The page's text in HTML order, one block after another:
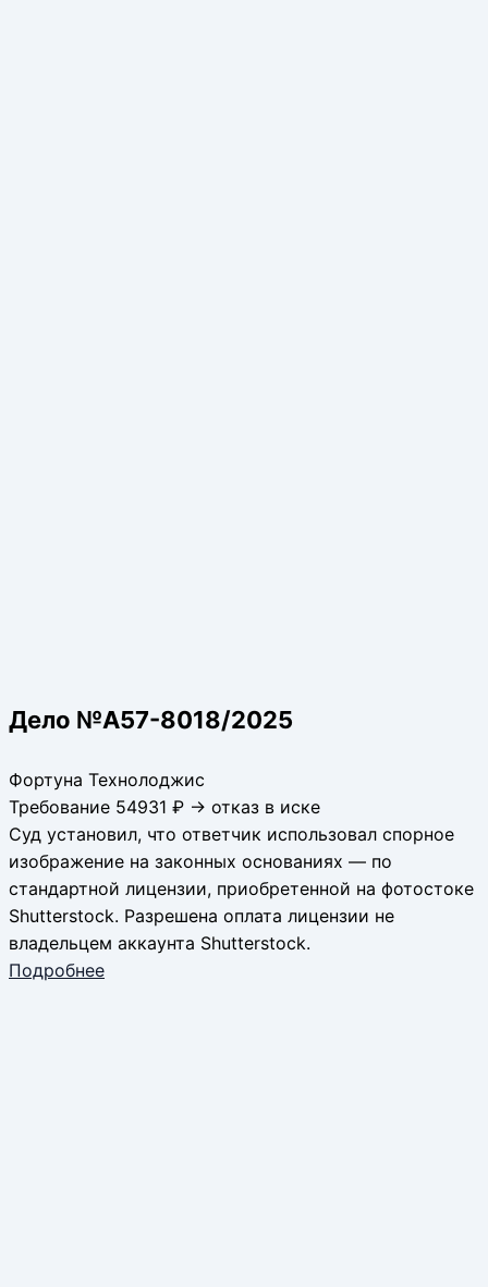
Дело №А57-8018/2025
Фортуна Технолоджис
Требование 54931 ₽ → отказ в иске
Суд установил, что ответчик использовал спорное
изображение на законных основаниях — по
стандартной лицензии, приобретенной на фотостоке
Shutterstock. Разрешена оплата лицензии не
владельцем аккаунта Shutterstock.
Подробнее